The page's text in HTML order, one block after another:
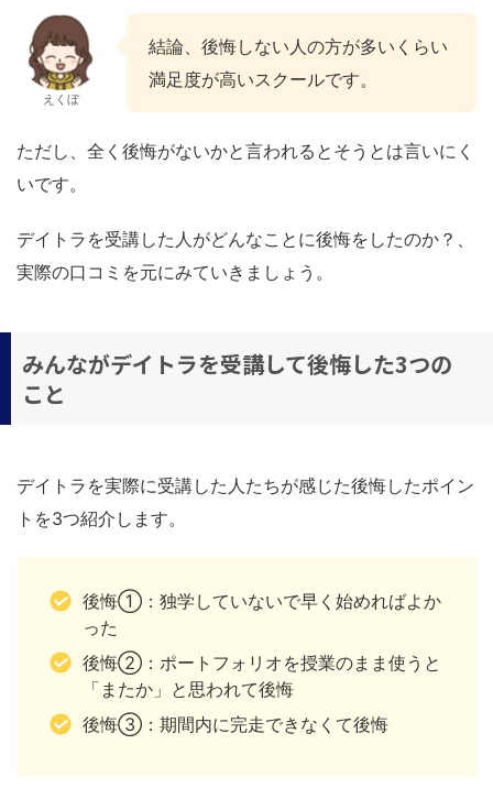
えくぼ
結論、後悔しない人の方が多いくらい
満足度が高いスクールです。
ただし、全く後悔がないかと言われるとそうとは言いにく
いです。
デイトラを受講した人がどんなことに後悔をしたのか？、
実際の口コミを元にみていきましょう。
みんながデイトラを受講して後悔した3つの
こと
デイトラを実際に受講した人たちが感じた後悔したポイン
トを3つ紹介します。
後悔①：独学していないで早く始めればよか
った
後悔②：ポートフォリオを授業のまま使うと
「またか」と思われて後悔
後悔③：期間内に完走できなくて後悔